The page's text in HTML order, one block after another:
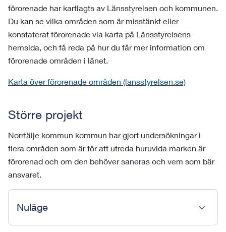
förorenade har kartlagts av Länsstyrelsen och kommunen.
Du kan se vilka områden som är misstänkt eller
konstaterat förorenade via karta på Länsstyrelsens
hemsida, och få reda på hur du får mer information om
förorenade områden i länet.
Karta över förorenade områden (lansstyrelsen.se)
Större projekt
Norrtälje kommun kommun har gjort undersökningar i
flera områden som är för att utreda huruvida marken är
förorenad och om den behöver saneras och vem som bär
ansvaret.
Nuläge